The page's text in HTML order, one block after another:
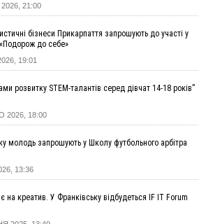
водія маршрутки, який зневажив і
воїна
з водоспаду впала жінка і загинула
без обмежень: blago розширює участь ЖК
«КО-ХАТИ. Море питань» представить
виставці у Венеції
у серпні? Поради для щедрого
частково обмежуватимуть рух
розмітки
про нову тактику ФСБ: фейкові побачення
21:00
бізнеси Прикарпаття запрошують до участі у
до себе»
19:01
розвитку STEM-талантів серед дівчат 14-18 років”
18:00
молодь запрошують у Школу футбольного арбітра
13:36
на креатив. У Франківську відбудеться IF IT Forum